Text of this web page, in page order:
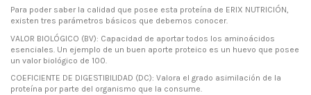
Para poder saber la calidad que posee esta proteína de ERIX NUTRICIÓN,
existen tres parámetros básicos que debemos conocer.
VALOR BIOLÓGICO (BV): Capacidad de aportar todos los aminoácidos
esenciales. Un ejemplo de un buen aporte proteico es un huevo que posee
un valor biológico de 100.
COEFICIENTE DE DIGESTIBILIDAD (DC): Valora el grado asimilación de la
proteína por parte del organismo que la consume.